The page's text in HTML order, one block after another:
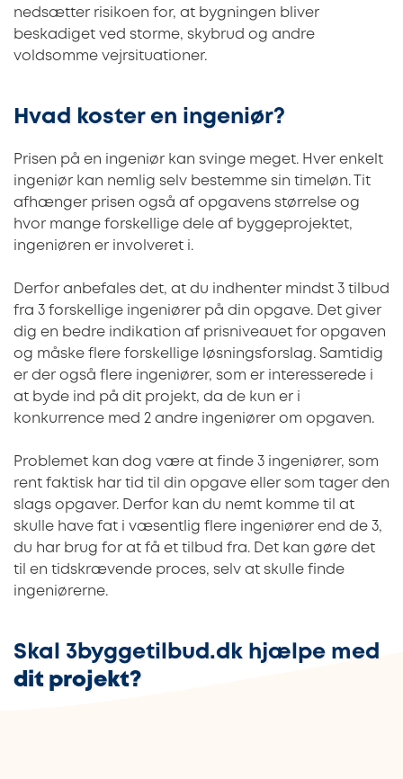
nedsætter risikoen for, at bygningen bliver
beskadiget ved storme, skybrud og andre
voldsomme vejrsituationer.
Hvad koster en ingeniør?
Prisen på en ingeniør kan svinge meget. Hver enkelt
ingeniør kan nemlig selv bestemme sin timeløn. Tit
afhænger prisen også af opgavens størrelse og
hvor mange forskellige dele af byggeprojektet,
ingeniøren er involveret i.
Derfor anbefales det, at du indhenter mindst 3 tilbud
fra 3 forskellige ingeniører på din opgave. Det giver
dig en bedre indikation af prisniveauet for opgaven
og måske flere forskellige løsningsforslag. Samtidig
er der også flere ingeniører, som er interesserede i
at byde ind på dit projekt, da de kun er i
konkurrence med 2 andre ingeniører om opgaven.
Problemet kan dog være at finde 3 ingeniører, som
rent faktisk har tid til din opgave eller som tager den
slags opgaver. Derfor kan du nemt komme til at
skulle have fat i væsentlig flere ingeniører end de 3,
du har brug for at få et tilbud fra. Det kan gøre det
til en tidskrævende proces, selv at skulle finde
ingeniørerne.
Skal 3byggetilbud.dk hjælpe med
dit projekt?